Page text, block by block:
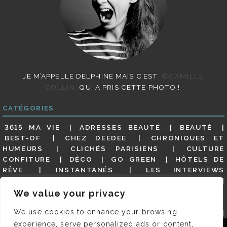
We value your privacy
We use cookies to enhance your browsing
experience, serve personalized ads or content,
JE M’APPELLE DELPHINE MAIS C’EST
©CAMILLE
COLLIN
QUI A PRIS CETTE PHOTO !
CATÉGORIES
3615 MA VIE ADRESSES BEAUTÉ
BEAUTÉ
BEST-OF
CHEZ DEEDEE
CHRONIQUES ET
HUMEURS
CLICHÉS PARISIENS
CULTURE
CONFITURE
DÉCO GO GREEN
HÔTELS DE
RÊVE
INSTANTANÉS
LES INTERVIEWS
MES ADRESSES
MODE NON CLASSÉ
GUIDE
PARIS EN PHOTOS
RESTAURANTS
REVUE DE PRESSE DÉTAILLÉE, SIOU PLAIT